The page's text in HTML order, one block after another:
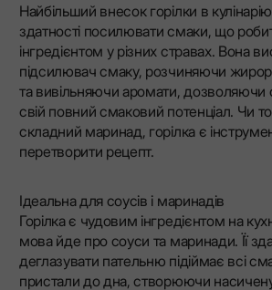
Найбільший внесок горілки в
здатності посилювати смаки, що
інгредієнтом у різних стравах. Вона
підсилювач смаку, розчиняючи
та вивільняючи аромати, дозволяючи
свій повний смаковий потенціал. Чи
складний маринад, горілка є
перетворити рецепт.
Ідеальна для соусів і маринадів
Горілка є чудовим інгредієнтом на
мова йде про соуси та маринади. Її
деглазувати пательню підіймає всі
пристали до дна, створюючи